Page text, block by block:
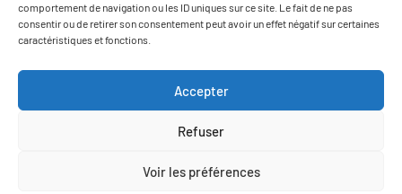
comportement de navigation ou les ID uniques sur ce site. Le fait de ne pas
consentir ou de retirer son consentement peut avoir un effet négatif sur certaines
caractéristiques et fonctions.
Accepter
Refuser
Voir les préférences
Route de Thuir
66170 Saint Feliu d’Avall